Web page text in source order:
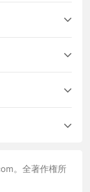
。全著作権所